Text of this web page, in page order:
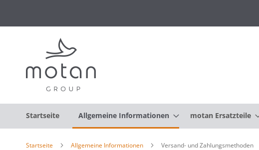
Startseite Allgemeine Informationen motan Ersatzteile
Startseite Allgemeine Informationen Versand- und Zahlungsmethoden